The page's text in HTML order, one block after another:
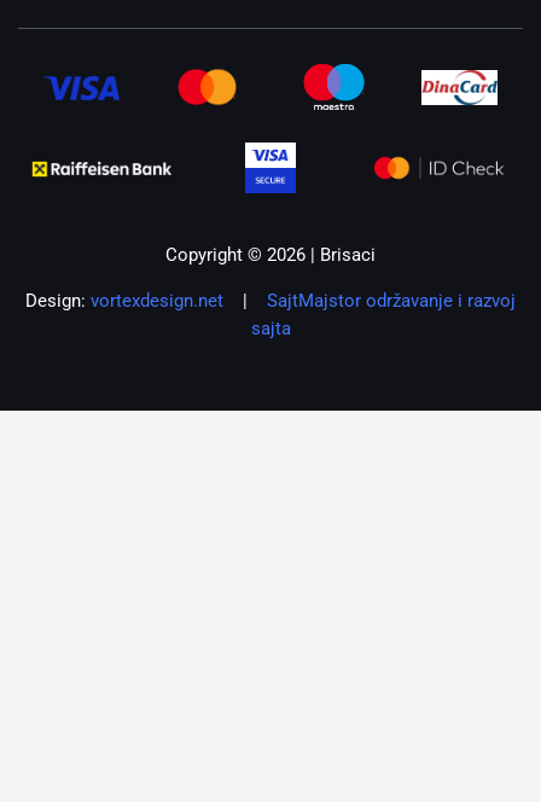
Copyright © 2026 | Brisaci
Design: vortexdesign.net | SajtMajstor održavanje i razvoj
sajta